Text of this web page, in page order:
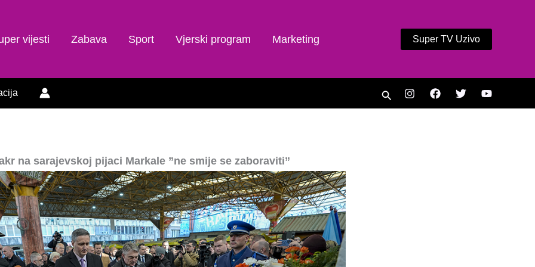
vijesti Zabava Sport Vjerski program Marketing Super TV Uzivo
Search
na sarajevskoj pijaci Markale ”ne smije se zaboraviti”